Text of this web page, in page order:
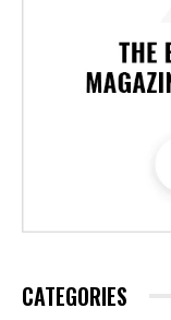
CATEGORIES